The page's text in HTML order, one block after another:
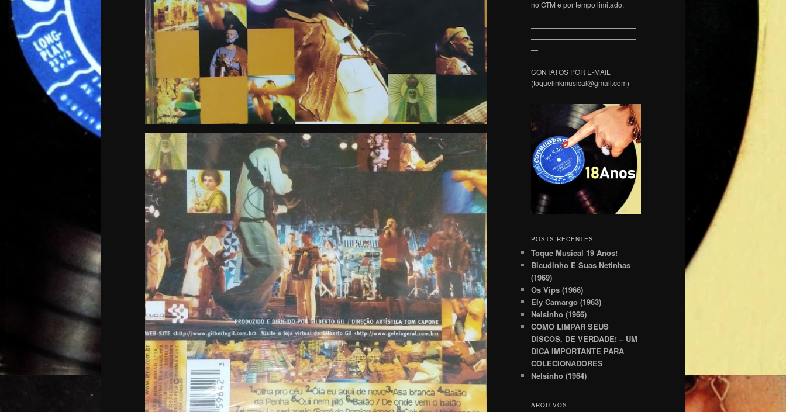
no GTM e por tempo limitado.
———————————————
———————————————
—
CONTATOS POR E-MAIL
(toquelinkmusical@gmail.com)
POSTS RECENTES
Toque Musical 19 Anos!
Bicudinho E Suas Netinhas
(1969)
Os Vips (1966)
Ely Camargo (1963)
Nelsinho (1966)
COMO LIMPAR SEUS
DISCOS, DE VERDADE! – UM
DICA IMPORTANTE PARA
COLECIONADORES
Nelsinho (1964)
ARQUIVOS